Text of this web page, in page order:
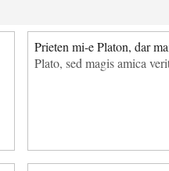
Prieten mi-e Platon, dar
Plato, sed magis amica